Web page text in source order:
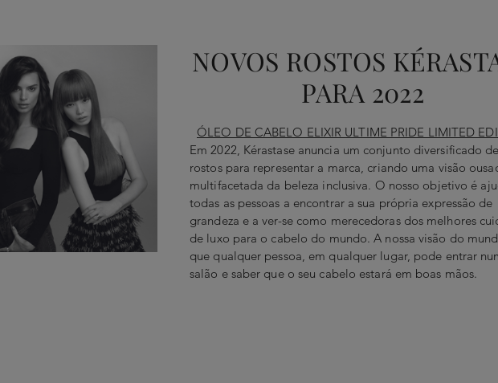
NOVOS ROSTOS
PARA 2022
ÓLEO DE CABELO ELIXIR ULTIME PRIDE LIMITED
Em 2022, Kérastase anuncia um conjunto diversificado
rostos para representar a marca, criando uma visão
multifacetada da beleza inclusiva. O nosso objetivo é
todas as pessoas a encontrar a sua própria expressão de
grandeza e a ver-se como merecedoras dos melhores
de luxo para o cabelo do mundo. A nossa visão do
que qualquer pessoa, em qualquer lugar, pode entrar
salão e saber que o seu cabelo estará em boas mãos.